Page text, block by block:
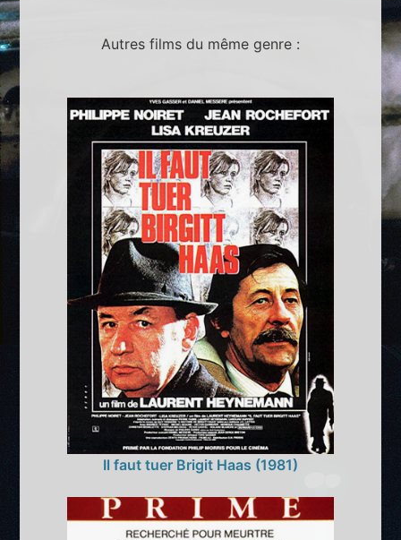
Autres films du même genre :
Il faut tuer Brigit Haas (1981)